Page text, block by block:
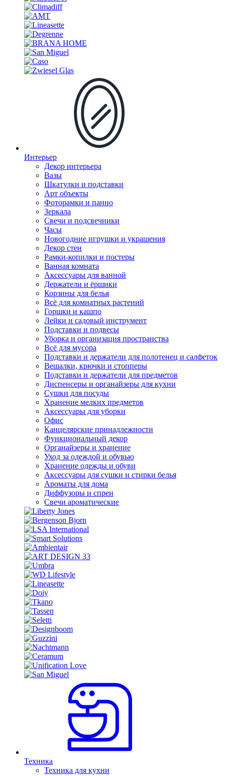
Интерьер
Декор интерьера
Вазы
Шкатулки и подставки
Арт объекты
Фоторамки и панно
Зеркала
Свечи и подсвечники
Часы
Новогодние игрушки и украшения
Декор стен
Рамки-копилки и постеры
Ванная комната
Аксессуары для ванной
Держатели и ёршики
Корзины для белья
Всё для комнатных растений
Горшки и кашпо
Лейки и садовый инструмент
Подставки и подвесы
Уборка и организация пространства
Всё для мусора
Подставки и держатели для полотенец и салфеток
Вешалки, крючки и стопперы
Подставки и держатели для предметов
Диспенсеры и органайзеры для кухни
Сушки для посуды
Хранение мелких предметов
Аксессуары для уборки
Офис
Канцелярские принадлежности
Функциональный декор
Органайзеры и хранение
Уход за одеждой и обувью
Хранение одежды и обуви
Аксессуары для сушки и стирки белья
Ароматы для дома
Диффузоры и спреи
Свечи ароматические
Техника
Техника для кухни